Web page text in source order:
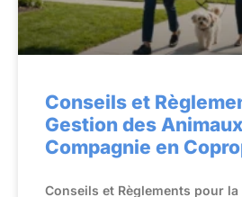
Conseils et
Gestion des
Compagnie en
Conseils et Règlements pour la